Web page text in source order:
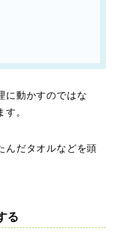
に動かすのではな
。
んだタオルなどを頭
る